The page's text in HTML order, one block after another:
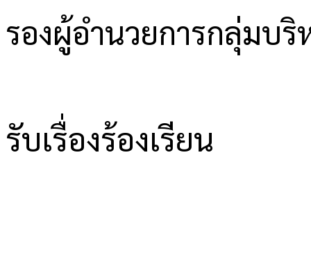
รองผู้อำนวยการกลุ่มบ
รับเรื่องร้องเรียน